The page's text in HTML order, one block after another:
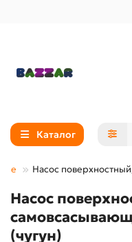
Каталог
Насос
Насос
(чугун)